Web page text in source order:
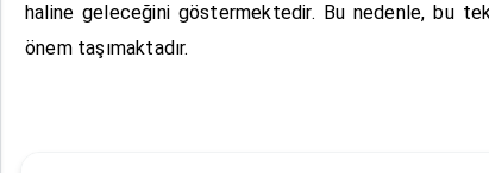
haline geleceğini göstermektedir. Bu nedenle, bu
önem taşımaktadır.